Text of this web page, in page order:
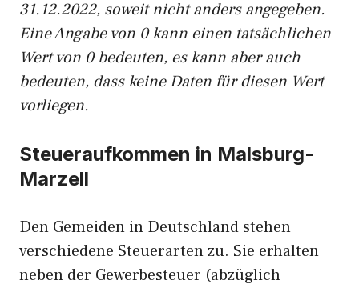
31.12.2022, soweit nicht anders angegeben.
Eine Angabe von 0 kann einen tatsächlichen
Wert von 0 bedeuten, es kann aber auch
bedeuten, dass keine Daten für diesen Wert
vorliegen.
Steueraufkommen in Malsburg-
Marzell
Den Gemeiden in Deutschland stehen
verschiedene Steuerarten zu. Sie erhalten
neben der Gewerbesteuer (abzüglich